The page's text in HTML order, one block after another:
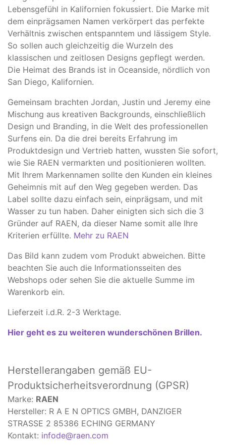
Lebensgefühl in Kalifornien fokussiert. Die Marke mit
dem einprägsamen Namen verkörpert das perfekte
Verhältnis zwischen entspanntem und lässigem Style.
So sollen auch gleichzeitig die Wurzeln des
klassischen und zeitlosen Designs gepflegt werden.
Die Heimat des Brands ist in Oceanside, nördlich von
San Diego, Kalifornien.
Gemeinsam brachten Jordan, Justin und Jeremy eine
Mischung aus kreativen Backgrounds, einschließlich
Design und Branding, in die Welt des professionellen
Surfens ein. Da die drei bereits Erfahrung im
Produktdesign und Vertrieb hatten, wussten Sie sofort,
wie Sie RAEN vermarkten und positionieren wollten.
Mit Ihrem Markennamen sollte den Kunden ein kleines
Geheimnis mit auf den Weg gegeben werden. Das
Label sollte dazu einfach sein, einprägsam, und mit
Wasser zu tun haben. Daher einigten sich sich die 3
Gründer auf RAEN, da dieser Name somit alle Ihre
Kriterien erfüllte. Mehr zu RAEN
Das Bild kann zudem vom Produkt abweichen. ​Bitte
beachten Sie auch die Informationsseiten des
Webshops oder sehen Sie die aktuelle Summe im
Warenkorb ein.
Lieferzeit i.d.R. 2-3 Werktage.
Hier geht es zu weiteren wunderschönen Brillen.
Herstellerangaben gemäß EU-
Produktsicherheitsverordnung (GPSR)
Marke: RAEN
Hersteller: R A E N OPTICS GMBH, DANZIGER
STRASSE 2 85386 ECHING GERMANY
Kontakt: infode@raen.com